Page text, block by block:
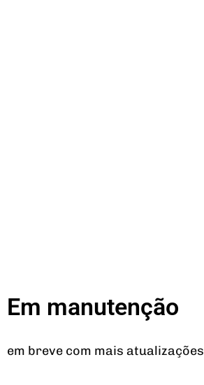
Em manutenção
em breve com mais atualizações